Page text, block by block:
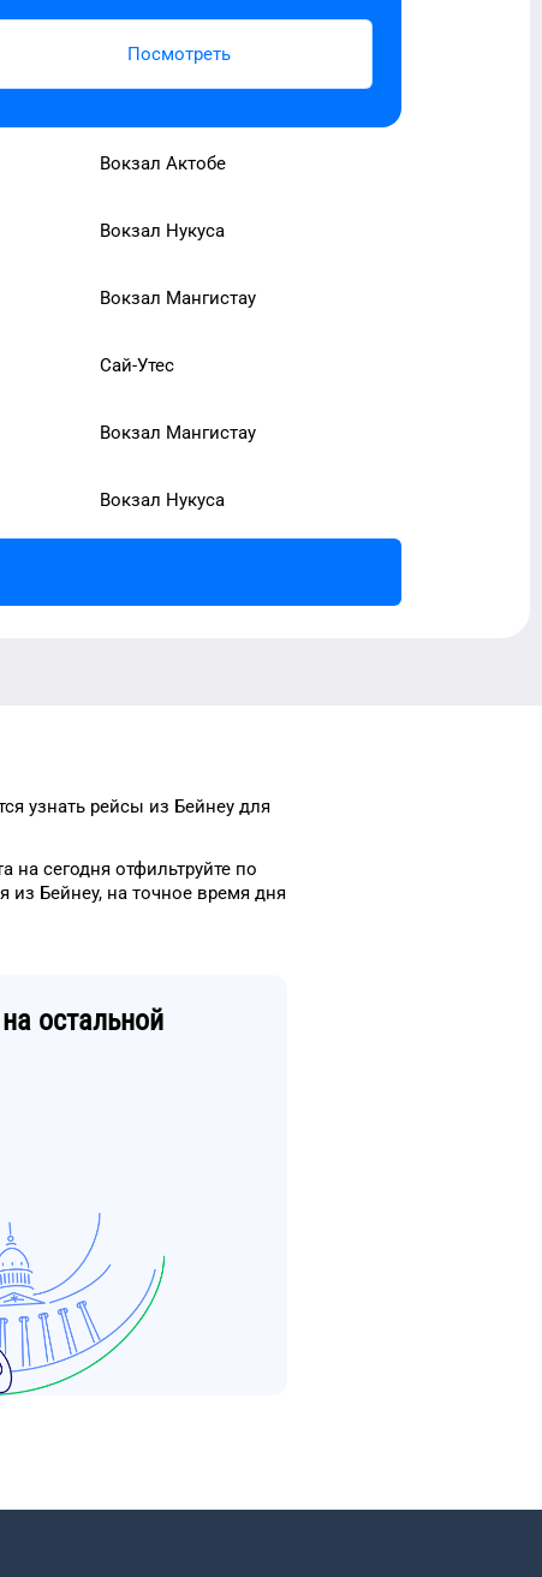
Посмотреть
Вокзал Актобе
Вокзал Нукуса
Вокзал Мангистау
Сай-Утес
Вокзал Мангистау
Вокзал Нукуса
узнать рейсы из Бейнеу для
на сегодня отфильтруйте по
из Бейнеу, на точное время дня
остальной